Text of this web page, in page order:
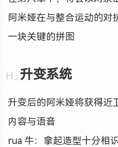
阿米娅在与整合运动的对
一块关键的拼图
升变系统
升变后的阿米娅将获得近
内容与语音
rua 牛：拿起造型十分相